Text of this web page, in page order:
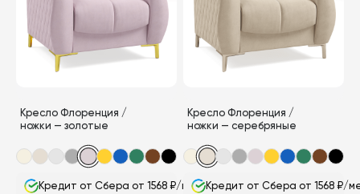
Опции
можно
выбрать
товара.
Опции
можно
выбрать
товара.
Кресло Флоренция /
ножки — золотые
Кредит от Сбера от 1568 ₽/мес
Кресло Флоренция /
ножки — серебряные
Кредит от Сбера от 1568 ₽/